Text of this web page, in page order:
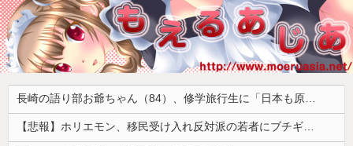
長崎の語り部お爺ちゃん（84）、修学旅行生に「日本も原爆を持たないと負ける」と言われびっくり！ 被団協代表（85）も中学生に「核を持たないで日本を守れますか」と問われ危機感
【悲報】ホリエモン、移民受け入れ反対派の若者にブチギレ「差別するなんて最低だ！」 → スタジオ誰も反論できず沈黙 ………